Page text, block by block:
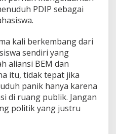
PDIP sebagai
kali berkembang dari
sendiri yang
aliansi BEM dan
itu, tidak tepat jika
panik hanya karena
di ruang publik. Jangan
politik yang justru